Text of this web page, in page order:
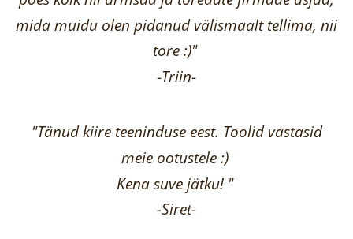
mida muidu olen pidanud välismaalt tellima, nii
tore :)"
-Triin-
"Tänud kiire teeninduse eest. Toolid vastasid
meie ootustele :)
Kena suve jätku! "
-Siret-